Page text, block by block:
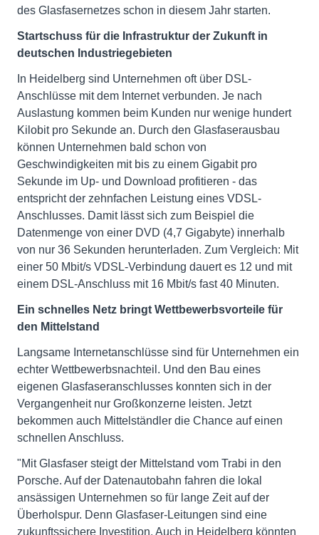
des Glasfasernetzes schon in diesem Jahr starten.
Startschuss für die Infrastruktur der Zukunft in
deutschen Industriegebieten
In Heidelberg sind Unternehmen oft über DSL-
Anschlüsse mit dem Internet verbunden. Je nach
Auslastung kommen beim Kunden nur wenige hundert
Kilobit pro Sekunde an. Durch den Glasfaserausbau
können Unternehmen bald schon von
Geschwindigkeiten mit bis zu einem Gigabit pro
Sekunde im Up- und Download profitieren - das
entspricht der zehnfachen Leistung eines VDSL-
Anschlusses. Damit lässt sich zum Beispiel die
Datenmenge von einer DVD (4,7 Gigabyte) innerhalb
von nur 36 Sekunden herunterladen. Zum Vergleich: Mit
einer 50 Mbit/s VDSL-Verbindung dauert es 12 und mit
einem DSL-Anschluss mit 16 Mbit/s fast 40 Minuten.
Ein schnelles Netz bringt Wettbewerbsvorteile für
den Mittelstand
Langsame Internetanschlüsse sind für Unternehmen ein
echter Wettbewerbsnachteil. Und den Bau eines
eigenen Glasfaseranschlusses konnten sich in der
Vergangenheit nur Großkonzerne leisten. Jetzt
bekommen auch Mittelständler die Chance auf einen
schnellen Anschluss.
"Mit Glasfaser steigt der Mittelstand vom Trabi in den
Porsche. Auf der Datenautobahn fahren die lokal
ansässigen Unternehmen so für lange Zeit auf der
Überholspur. Denn Glasfaser-Leitungen sind eine
zukunftssichere Investition. Auch in Heidelberg könnten